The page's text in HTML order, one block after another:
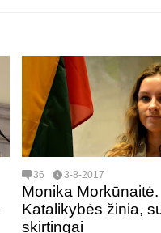
36 3-8-2017
Monika Morkūnaitė.
Katalikybės žinia,
skirtingai